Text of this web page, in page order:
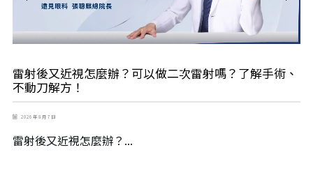
雷射後又近視怎麼辦？可以做二次雷射嗎？了解手術、
不動刀解方！
2026 年 8 月 7 日
雷射後又近視怎麼辦？...